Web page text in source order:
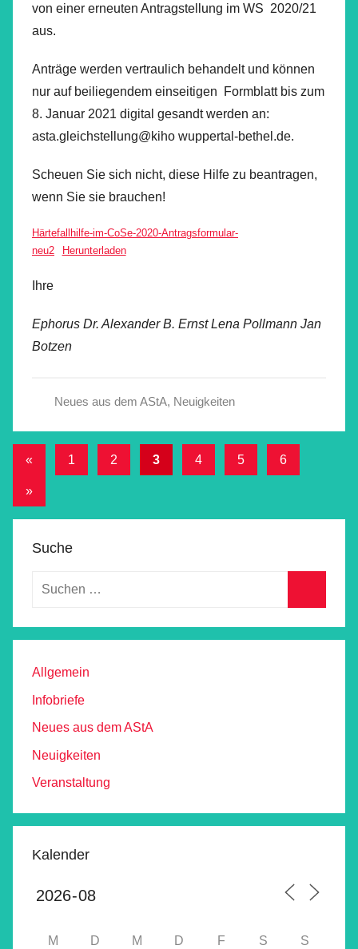
von einer erneuten Antragstellung im WS 2020/21
aus.
Anträge werden vertraulich behandelt und können
nur auf beiliegendem einseitigen Formblatt bis zum
8. Januar 2021 digital gesandt werden an:
asta.gleichstellung@kiho wuppertal-bethel.de.
Scheuen Sie sich nicht, diese Hilfe zu beantragen,
wenn Sie sie brauchen!
Härtefallhilfe-im-CoSe-2020-Antragsformular-
neu2
Herunterladen
Ihre
Ephorus Dr. Alexander B. Ernst Lena Pollmann Jan
Botzen
Neues aus dem AStA, Neuigkeiten
Beitragsnavigation
« Vorherige
1 2 3 4 5 6
Nächste
»
Suche
Allgemein
Infobriefe
Neues aus dem AStA
Neuigkeiten
Veranstaltung
Kalender
M D M D F S S